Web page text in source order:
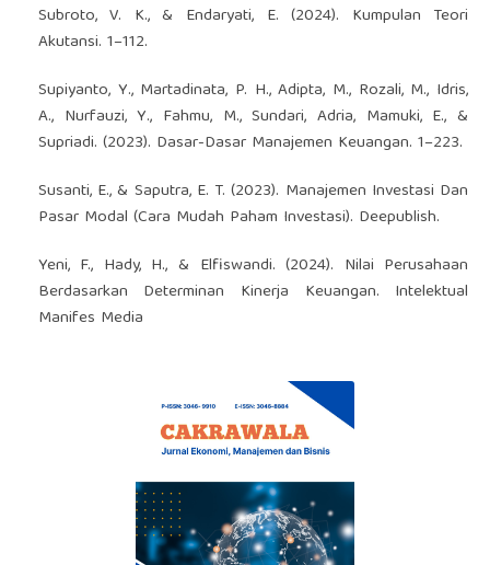
Subroto, V. K., & Endaryati, E. (2024). Kumpulan Teori
Akutansi. 1–112.
Supiyanto, Y., Martadinata, P. H., Adipta, M., Rozali, M., Idris,
A., Nurfauzi, Y., Fahmu, M., Sundari, Adria, Mamuki, E., &
Supriadi. (2023). Dasar-Dasar Manajemen Keuangan. 1–223.
Susanti, E., & Saputra, E. T. (2023). Manajemen Investasi Dan
Pasar Modal (Cara Mudah Paham Investasi). Deepublish.
Yeni, F., Hady, H., & Elfiswandi. (2024). Nilai Perusahaan
Berdasarkan Determinan Kinerja Keuangan. Intelektual
Manifes Media